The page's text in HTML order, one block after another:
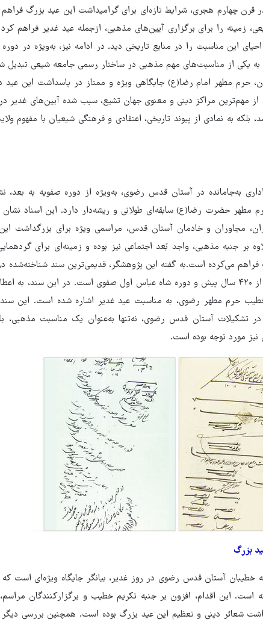
قرن چهارم هجری، شرایط تازه‌ای برای گرامیداشت این عید بزرگ
زمینه را برای برگزاری آیین‌های مذهبی، ازجمله عید غدیر فراهم
این مناسبت را در منابع تاریخی دید. در ادامه نیز، به‌ویژه در
به یکی از مناسبت‌های مهم مذهبی در ساختار رسمی جامعه شیعی تبدیل
حرم مطهر امام رضا(ع) جایگاهی ویژه و ممتاز در پاسداشت این عید
از مهم‌ترین مراکز دینی و معنوی جهان تشیع، سبب شده آیین‌های غدیر
بلکه به نمادی از پیوند تاریخی، اعتقادی و فرهنگی شیعیان با مفهوم
به‌جامانده در آستان قدس رضوی، به‌ویژه از دوره صفویه به بعد،
مطهر حضرت رضا(ع) سابقه‌ای طولانی و ریشه‌دار دارد. این اسناد
مجاوران و خادمان آستان قدس، مراسمی ویژه برای بزرگداشت
بر جنبه مذهبی، واجد بُعد اجتماعی نیز بوده و زمینه‌ای برای
می‌کرده است.به گفته این پژوهشگر، قدیمی‌ترین سند شناخته‌شده
مربوط به سال ۱۰۱۹ قمری، یعنی بیش از ۴۲۰ سال پیش و دوره شاه عباس اول صفوی است. در این سند،
حرم مطهر رضوی، به مناسبت عید غدیر اشاره شده است. این
تشکیلات آستان قدس رضوی، نه‌تنها به‌عنوان یک مناسبت مذهبی،
مورد توجه بوده است.
بزرگ
خطیبان آستان قدس رضوی در روز غدیر، بیانگر جایگاه ویژه‌ای است
این اقدام، افزون بر جنبه تکریم خطیب و برگزارکنندگان مراسم،
شعائر دینی و تعظیم این عید بزرگ بوده است. همچنین بررسی دیگر